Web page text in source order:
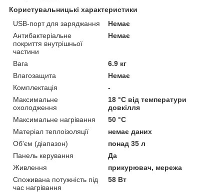
Користувальницькі характеристики
USB-порт для заряджання
Немає
Антибактеріальне
покриття внутрішньої
частини
Немає
Вага
6.9 кг
Влагозащита
Немає
Комплектація
-
Максимальне
охолодження
18 °C від температури
довкілля
Максимальне нагрівання
50 °C
Матеріал теплоізоляції
немає даних
Об'єм (діапазон)
понад 35 л
Панель керування
Да
Живлення
прикурювач, мережа
Споживана потужність під
час нагрівання
58 Вт